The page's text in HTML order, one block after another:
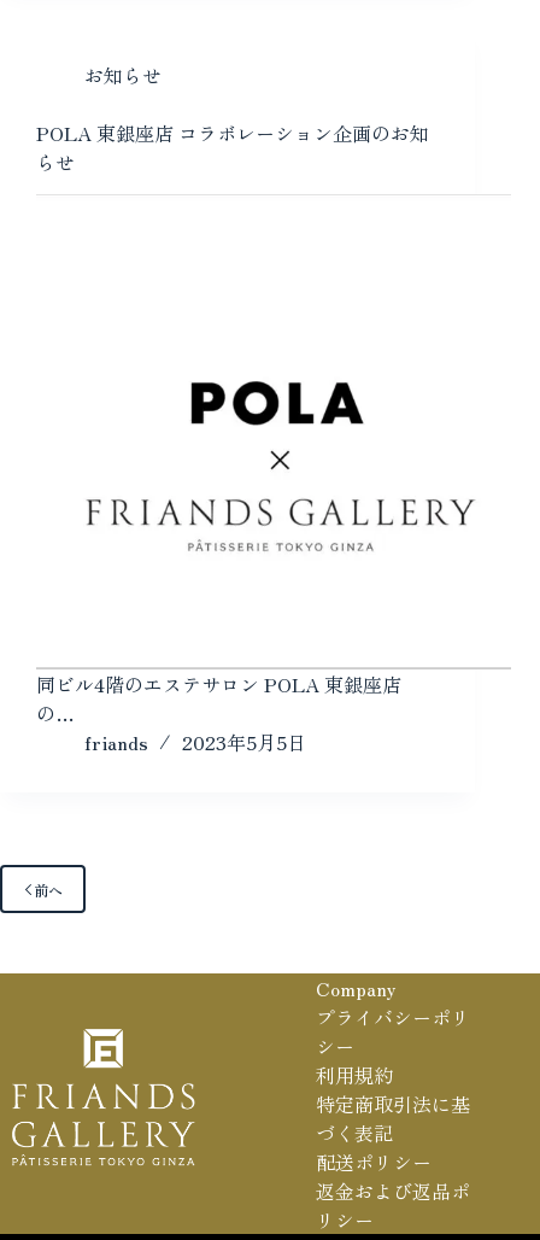
お知らせ
POLA 東銀座店 コラボレーション企画のお知
らせ
同ビル4階のエステサロン POLA 東銀座店
の…
friands
2023年5月5日
前へ
Company
プライバシーポリ
シー
利用規約
特定商取引法に基
づく表記
配送ポリシー
返金および返品ポ
リシー